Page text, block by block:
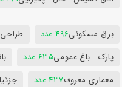
برق مسکونی496 عدد
پارک - باغ عمومی635 عدد
معماری معروف437 عدد